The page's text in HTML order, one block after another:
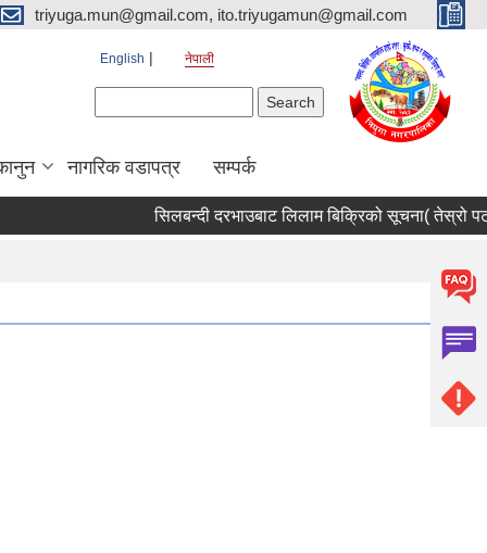
triyuga.mun@gmail.com, ito.triyugamun@gmail.com
English नेपाली
नागरिक वडापत्र सम्पर्क
सिलबन्दी दरभाउबाट लिलाम बिक्रिको सूचना( तेस्रो